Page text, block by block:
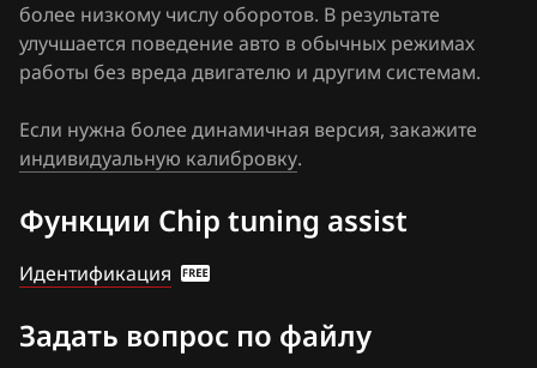
Geely
Genesis
GMC
Great Wall
Groz
Haima
37805-RE0-J610_37805-RE0-J640
37805-RME-A810_37805-RME-A840
37805-RP3-A510_37805-RP3-A530
37805-RP3-A750_37805-RP3-A750
более низкому числу оборотов. В результате
улучшается поведение авто в обычных режимах
работы без вреда двигателю и другим системам.
Если нужна более динамичная версия, закажите
индивидуальную калибровку.
Функции Chip tuning assist
Идентификация
Задать вопрос по файлу